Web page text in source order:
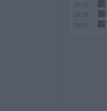
20:00
18:30